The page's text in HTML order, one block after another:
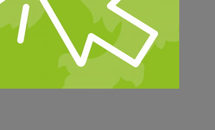
Der Verein wird von einem
und